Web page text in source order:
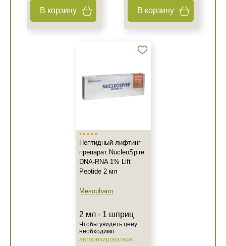
В корзину В корзину
Пептидный лифтинг-
препарат NucleoSpire
DNA-RNA 1% Lift
Peptide 2 мл
Mesopharm
2 мл - 1 шприц
Чтобы увидеть цену
необходимо
авторизироваться